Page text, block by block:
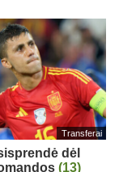
Transferai
dėl
(13)